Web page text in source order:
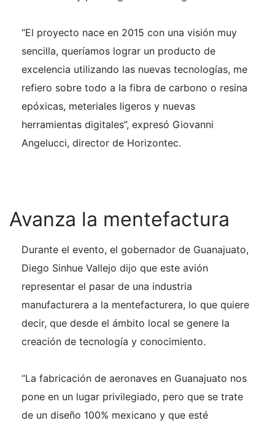
“El proyecto nace en 2015 con una visión muy
sencilla, queríamos lograr un producto de
excelencia utilizando las nuevas tecnologías, me
refiero sobre todo a la fibra de carbono o resina
epóxicas, meteriales ligeros y nuevas
herramientas digitales”, expresó Giovanni
Angelucci, director de Horizontec.
Avanza la mentefactura
Durante el evento, el gobernador de Guanajuato,
Diego Sinhue Vallejo dijo que este avión
representar el pasar de una industria
manufacturera a la mentefacturera, lo que quiere
decir, que desde el ámbito local se genere la
creación de tecnología y conocimiento.
“La fabricación de aeronaves en Guanajuato nos
pone en un lugar privilegiado, pero que se trate
de un diseño 100% mexicano y que esté